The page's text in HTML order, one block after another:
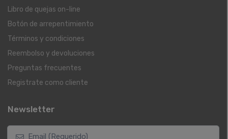
Libro de quejas on-line
Botón de arrepentimiento
Términos y condiciones
Reembolso y devoluciones
Preguntas frecuentes
Registrate como cliente
Newsletter